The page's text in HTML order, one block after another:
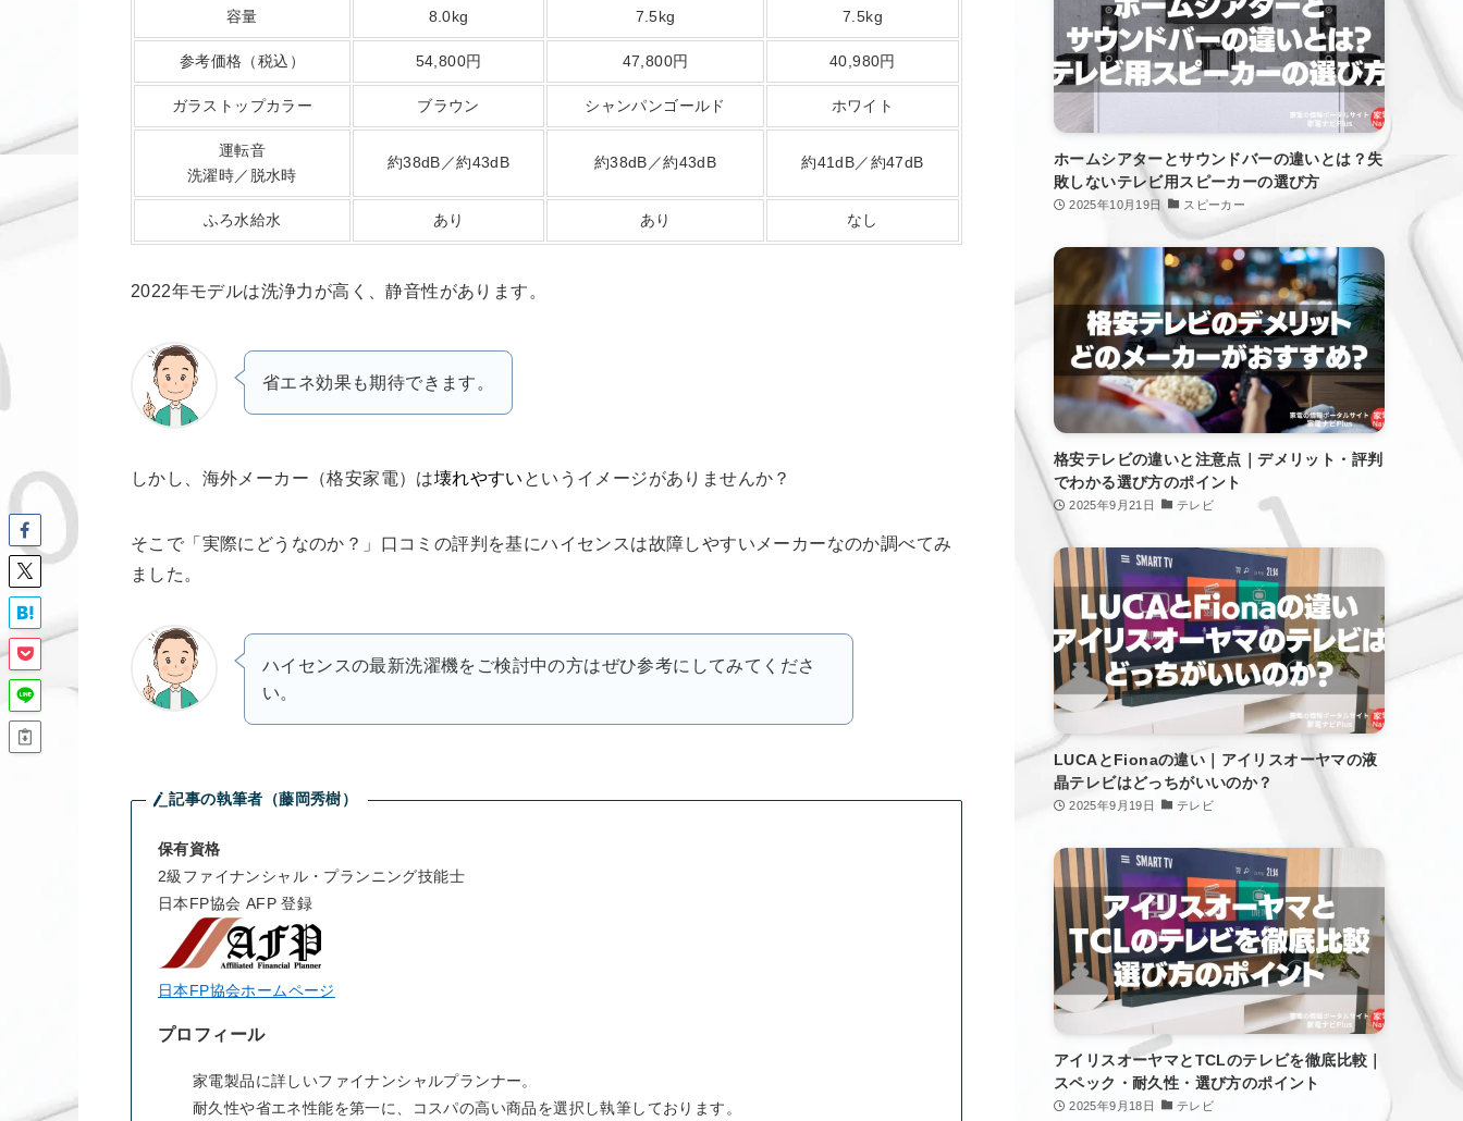
容量 8.0kg 7.5kg 7.5kg
参考価格（税込） 54,800円 47,800円 40,980円
ガラストップカラー ブラウン シャンパンゴールド ホワイト
運転音
洗濯時／脱水時
約38dB／約43dB 約38dB／約43dB 約41dB／約47dB
ふろ水給水 あり あり なし
2022年モデルは洗浄力が高く、静音性があります。
省エネ効果も期待できます。
しかし、海外メーカー（格安家電）は壊れやすい というイメージがありませんか？
そこで「実際にどうなのか？」口コミの評判を基にハイセンスは故障しやすいメーカーなのか調べてみ
ました。
ハイセンスの最新洗濯機をご検討中の方はぜひ参考にしてみてくださ
い。
記事の執筆者（藤岡秀樹）
保有資格
2級ファイナンシャル・プランニング技能士
日本FP協会 AFP 登録
日本FP協会ホームページ
プロフィール
家電製品に詳しいファイナンシャルプランナー。
耐久性や省エネ性能を第一に、コスパの高い商品を選択し執筆しております。
ホームシアターとサウンドバーの違いとは？失
敗しないテレビ用スピーカーの選び方
2025年10月19日 スピーカー
格安テレビの違いと注意点｜デメリット・評判
でわかる選び方のポイント
2025年9月21日 テレビ
LUCAとFionaの違い｜アイリスオーヤマの液
晶テレビはどっちがいいのか？
2025年9月19日 テレビ
アイリスオーヤマとTCLのテレビを徹底比較｜
スペック・耐久性・選び方のポイント
2025年9月18日 テレビ